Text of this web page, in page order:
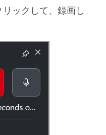
リックして、録画し